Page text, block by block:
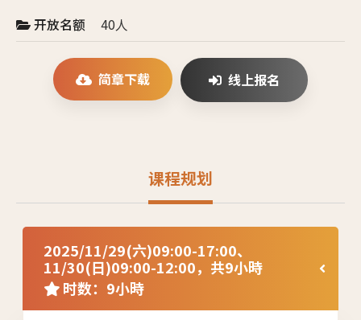
开放名额 40人
简章下载 线上报名
课程规划
2025/11/29(六)09:00-17:00、
11/30(日)09:00-12:00，共9小時
时数：9小時